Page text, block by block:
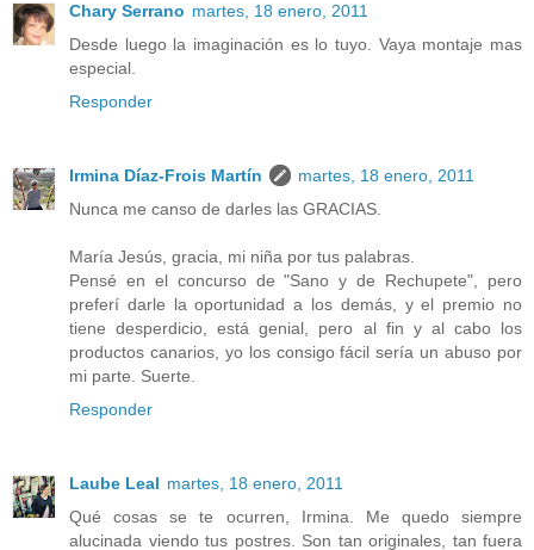
Chary Serrano martes, 18 enero, 2011
Desde luego la imaginación es lo tuyo. Vaya montaje mas
especial.
Responder
Irmina Díaz-Frois Martín
martes, 18 enero, 2011
Nunca me canso de darles las GRACIAS.
María Jesús, gracia, mi niña por tus palabras.
Pensé en el concurso de "Sano y de Rechupete", pero
preferí darle la oportunidad a los demás, y el premio no
tiene desperdicio, está genial, pero al fin y al cabo los
productos canarios, yo los consigo fácil sería un abuso por
mi parte. Suerte.
Responder
Laube Leal martes, 18 enero, 2011
Qué cosas se te ocurren, Irmina. Me quedo siempre
alucinada viendo tus postres. Son tan originales, tan fuera